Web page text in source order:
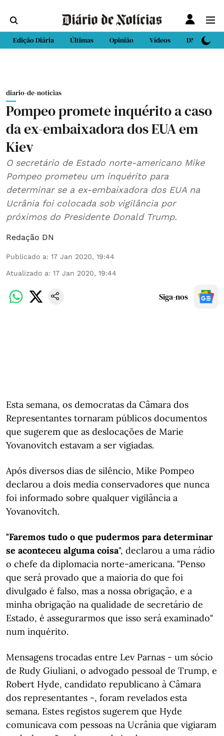
Edição Diária Últimas Opinião Vídeos DN Sport
diario-de-noticias
Pompeo promete inquérito a caso
da ex-embaixadora dos EUA em
Kiev
O secretário de Estado norte-americano Mike
Pompeo prometeu um inquérito para
determinar se a ex-embaixadora dos EUA na
Ucrânia foi colocada sob vigilância por
próximos do Presidente Donald Trump.
Redação DN
Publicado a: 17 Jan 2020, 19:44
Atualizado a: 17 Jan 2020, 19:44
Siga-nos
Esta semana, os democratas da Câmara dos
Representantes tornaram públicos documentos
que sugerem que as deslocações de Marie
Yovanovitch estavam a ser vigiadas.
Após diversos dias de silêncio, Mike Pompeo
declarou a dois media conservadores que nunca
foi informado sobre qualquer vigilância a
Yovanovitch.
"Faremos tudo o que pudermos para determinar
se aconteceu alguma coisa", declarou a uma rádio
o chefe da diplomacia norte-americana. "Penso
que será provado que a maioria do que foi
divulgado é falso, mas a nossa obrigação, e a
minha obrigação na qualidade de secretário de
Estado, é assegurarmos que isso será examinado"
num inquérito.
Mensagens trocadas entre Lev Parnas - um sócio
de Rudy Giuliani, o advogado pessoal de Trump, e
Robert Hyde, candidato republicano à Câmara
dos representantes -, foram revelados esta
semana. Estes registos sugerem que Hyde
comunicava com pessoas na Ucrânia que vigiaram